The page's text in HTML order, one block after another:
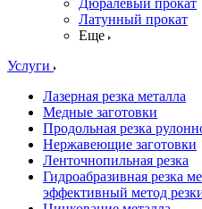
Дюралевый прокат
Латунный прокат
Еще
Услуги
Лазерная резка металла
Медные заготовки
Продольная резка
Нержавеющие заготовки
Ленточнопильная резка
Гидроабразивная резка
эффективный метод